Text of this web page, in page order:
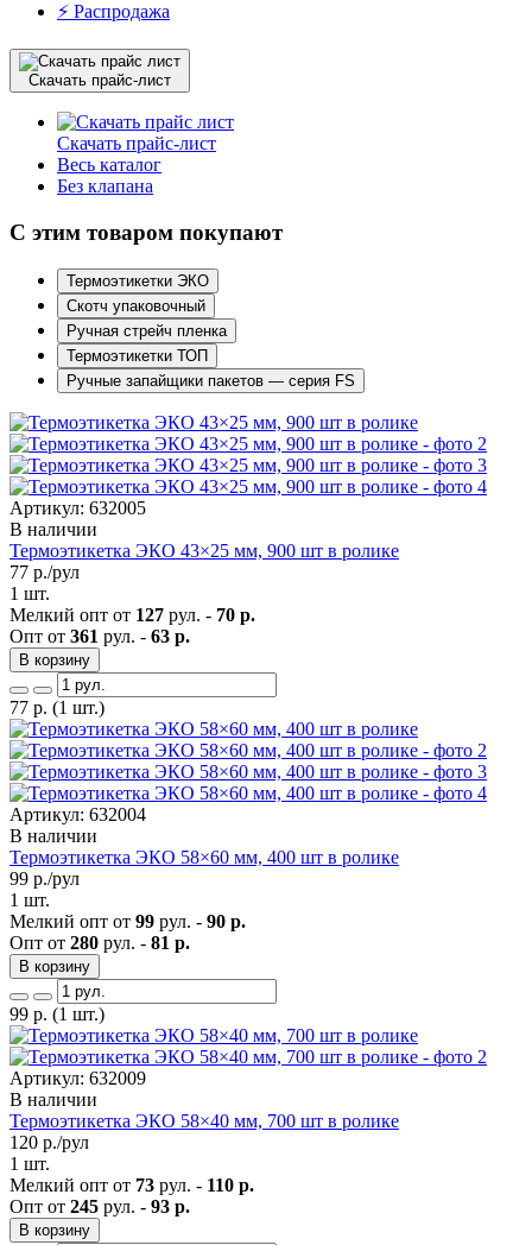
⚡️ Распродажа
Скачать прайс-лист
Скачать прайс-лист
Весь каталог
Без клапана
С этим товаром покупают
Термоэтикетки ЭКО
Скотч упаковочный
Ручная стрейч пленка
Термоэтикетки ТОП
Ручные запайщики пакетов — серия FS
Артикул: 632005
В наличии
Термоэтикетка ЭКО 43×25 мм, 900 шт в ролике
77 р./рул
1 шт.
Мелкий опт от 127 рул. - 70 р.
Опт от 361 рул. - 63 р.
В корзину
77 р. (1 шт.)
Артикул: 632004
В наличии
Термоэтикетка ЭКО 58×60 мм, 400 шт в ролике
99 р./рул
1 шт.
Мелкий опт от 99 рул. - 90 р.
Опт от 280 рул. - 81 р.
В корзину
99 р. (1 шт.)
Артикул: 632009
В наличии
Термоэтикетка ЭКО 58×40 мм, 700 шт в ролике
120 р./рул
1 шт.
Мелкий опт от 73 рул. - 110 р.
Опт от 245 рул. - 93 р.
В корзину